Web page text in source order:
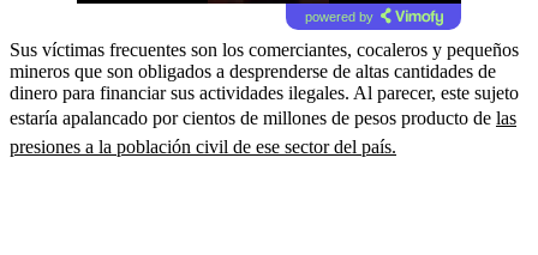
powered by
Sus víctimas frecuentes son los comerciantes, cocaleros y pequeños
mineros que son obligados a desprenderse de altas cantidades de
dinero para financiar sus actividades ilegales. Al parecer, este sujeto
estaría apalancado por cientos de millones de pesos producto de las
presiones a la población civil de ese sector del país.